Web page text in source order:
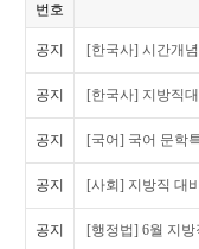
번호
공지 [한국사] 시간개
공지 [한국사] 지방직
공지 [국어] 국어 문학
공지 [사회] 지방직 대
공지 [행정법] 6월 지